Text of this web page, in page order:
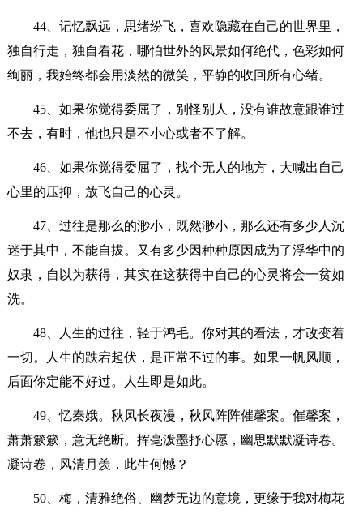
44、记忆飘远，思绪纷飞，喜欢隐藏在自己的世界里，
独自行走，独自看花，哪怕世外的风景如何绝代，色彩如何
绚丽，我始终都会用淡然的微笑，平静的收回所有心绪。
45、如果你觉得委屈了，别怪别人，没有谁故意跟谁过
不去，有时，他也只是不小心或者不了解。
46、如果你觉得委屈了，找个无人的地方，大喊出自己
心里的压抑，放飞自己的心灵。
47、过往是那么的渺小，既然渺小，那么还有多少人沉
迷于其中，不能自拔。又有多少因种种原因成为了浮华中的
奴隶，自以为获得，其实在这获得中自己的心灵将会一贫如
洗。
48、人生的过往，轻于鸿毛。你对其的看法，才改变着
一切。人生的跌宕起伏，是正常不过的事。如果一帆风顺，
后面你定能不好过。人生即是如此。
49、忆秦娥。秋风长夜漫，秋风阵阵催馨案。催馨案，
萧萧簌簌，意无绝断。挥毫泼墨抒心愿，幽思默默凝诗卷。
凝诗卷，风清月羡，此生何憾？
50、梅，清雅绝俗、幽梦无边的意境，更缘于我对梅花